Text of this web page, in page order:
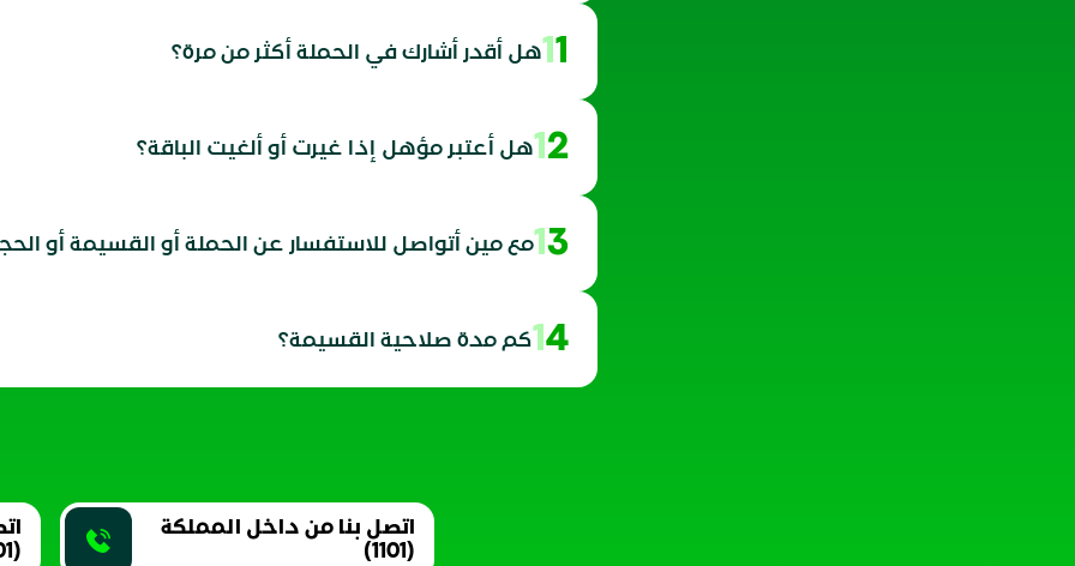
11 هل أقدر أشارك في الحملة أكثر من مرة؟
12 هل أعتبر مؤهل إذا غيرت أو ألغيت الباقة؟
13 مع مين أتواصل للاستفسار عن الحملة أو القسيمة أو
14 كم مدة صلاحية القسيمة؟
اتصل بنا من داخل المملكة
(1101)
(966511011101+)